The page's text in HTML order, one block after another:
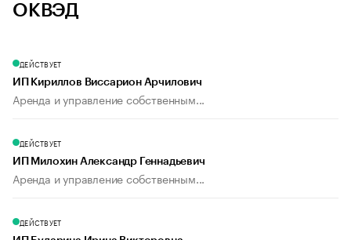
ОКВЭД
ДЕЙСТВУЕТ
ИП Кириллов Виссарион Арчилович
Аренда и управление собственным...
ДЕЙСТВУЕТ
ИП Милохин Александр Геннадьевич
Аренда и управление собственным...
ДЕЙСТВУЕТ